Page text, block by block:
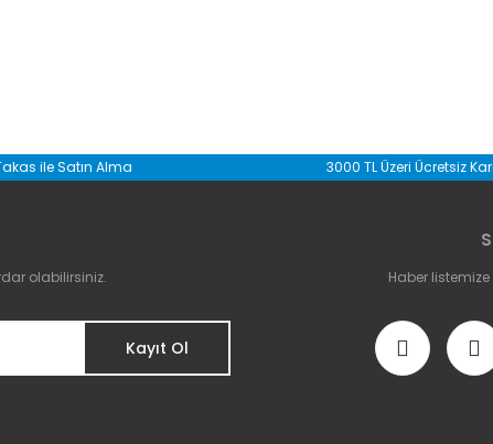
Bu ürüne ilk yorumu siz yapın!
ile Satın Alma 3000 TL Üzeri Ücretsiz
olabilirsiniz.
Kayıt Ol
Haber